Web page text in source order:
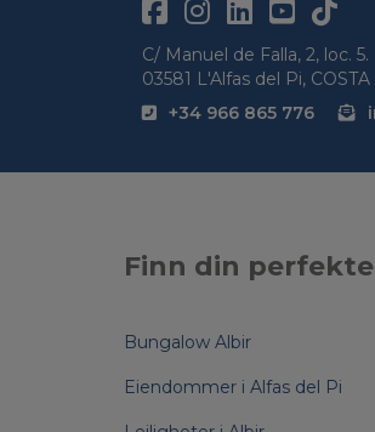
C/ Manuel de Falla, 2, loc.
03581 L'Alfas del Pi,
+34 966 865 776
Finn din
Bungalow Albir
Eiendommer i Alfas del Pi